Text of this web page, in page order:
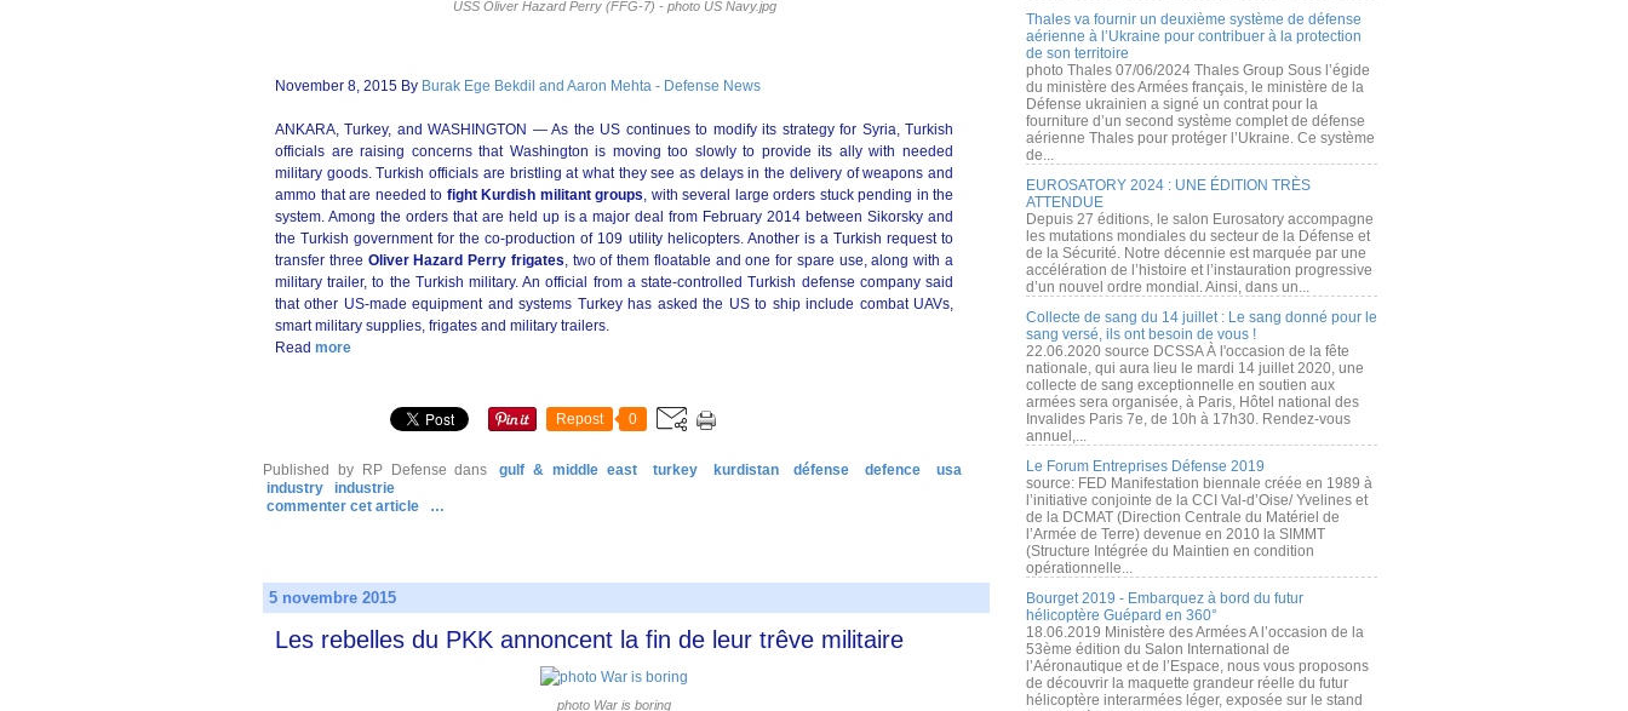
USS Oliver Hazard Perry (FFG-7) - photo US Navy.jpg
November 8, 2015 By Burak Ege Bekdil and Aaron Mehta - Defense News
ANKARA, Turkey, and WASHINGTON — As the US continues to modify its strategy for Syria, Turkish
officials are raising concerns that Washington is moving too slowly to provide its ally with needed
military goods. Turkish officials are bristling at what they see as delays in the delivery of weapons and
ammo that are needed to fight Kurdish militant groups, with several large orders stuck pending in the
system. Among the orders that are held up is a major deal from February 2014 between Sikorsky and
the Turkish government for the co-production of 109 utility helicopters. Another is a Turkish request to
transfer three Oliver Hazard Perry frigates, two of them floatable and one for spare use, along with a
military trailer, to the Turkish military. An official from a state-controlled Turkish defense company said
that other US-made equipment and systems Turkey has asked the US to ship include combat UAVs,
smart military supplies, frigates and military trailers.
Read more
Repost 0
Published by RP Defense dans gulf & middle east turkey kurdistan défense defence
usa
industry
industrie
commenter cet article
…
5 novembre 2015
Les rebelles du PKK annoncent la fin de leur trêve militaire
photo War is boring
Thales va fournir un deuxième système de défense
aérienne à l’Ukraine pour contribuer à la protection
de son territoire
photo Thales 07/06/2024 Thales Group Sous l’égide
du ministère des Armées français, le ministère de la
Défense ukrainien a signé un contrat pour la
fourniture d’un second système complet de défense
aérienne Thales pour protéger l’Ukraine. Ce système
de...
EUROSATORY 2024 : UNE ÉDITION TRÈS
ATTENDUE
Depuis 27 éditions, le salon Eurosatory accompagne
les mutations mondiales du secteur de la Défense et
de la Sécurité. Notre décennie est marquée par une
accélération de l’histoire et l’instauration progressive
d’un nouvel ordre mondial. Ainsi, dans un...
Collecte de sang du 14 juillet : Le sang donné pour le
sang versé, ils ont besoin de vous !
22.06.2020 source DCSSA À l'occasion de la fête
nationale, qui aura lieu le mardi 14 juillet 2020, une
collecte de sang exceptionnelle en soutien aux
armées sera organisée, à Paris, Hôtel national des
Invalides Paris 7e, de 10h à 17h30. Rendez-vous
annuel,...
Le Forum Entreprises Défense 2019
source: FED Manifestation biennale créée en 1989 à
l’initiative conjointe de la CCI Val-d’Oise/ Yvelines et
de la DCMAT (Direction Centrale du Matériel de
l’Armée de Terre) devenue en 2010 la SIMMT
(Structure Intégrée du Maintien en condition
opérationnelle...
Bourget 2019 - Embarquez à bord du futur
hélicoptère Guépard en 360°
18.06.2019 Ministère des Armées A l’occasion de la
53ème édition du Salon International de
l’Aéronautique et de l’Espace, nous vous proposons
de découvrir la maquette grandeur réelle du futur
hélicoptère interarmées léger, exposée sur le stand